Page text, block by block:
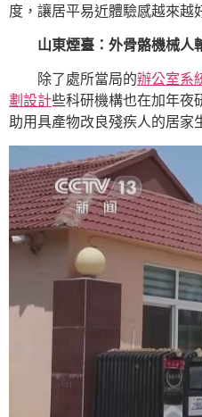
度，讓居平易近體驗感越來越
山東煙臺：外骨骼機械人
除了處所當局的辦公室系
劃設計些科研機構也在加年夜
助用具產物改良殘疾人的居家